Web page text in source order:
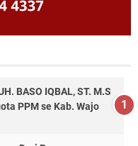
BASO IQBAL, ST. M.S
PPM se Kab. Wajo